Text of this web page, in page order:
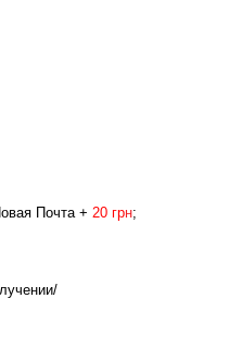
Почта + 20 грн;